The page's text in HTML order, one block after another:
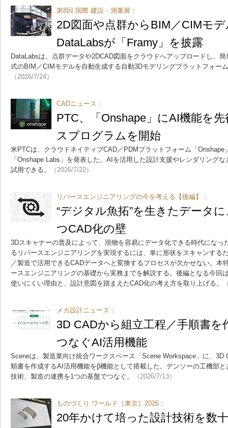
第8回 国際 建設・測量展：
2D図面や点群からBIM／CIMモ
DataLabsが「Framy」を披露
DataLabsは、点群データや2DCAD図面をクラウドへアップロードし、
式のBIM／CIMモデルを自動生成する自動3Dモデリングプラットフォー
（2026/7/24）
CADニュース：
PTC、「Onshape」にAI機能を
スプログラムを開始
米PTCは、クラウドネイティブCAD／PDMプラットフォーム「Onshape
「Onshape Labs」を発表した。AIを活用した設計支援やレンダリング
試用できる。
（2026/7/22）
リバースエンジニアリングの今を考える【後編】：
“デジタル魚拓”を生きたデータ
つCAD化の壁
3Dスキャナーの普及によって、現物を容易にデータ化できる時代になっ
るリバースエンジニアリングを実現するには、単に形状をスキャンする
／製造で活用できるCADデータへと変換するプロセスが欠かせない。本
ースエンジニアリングの基礎から実務までを解説する。後編となる今回
使いにくい理由と、設計意図を踏まえたCAD化の考え方を取り上げる。
メカ設計ニュース：
3D CADから組立工程／手順書を
つなぐAI活用機能
Sceneは、製造業向け統合ワークスペース「Scene Workspace」に、3D
順書を作成するAI活用機能をβ機能として搭載した。デンソーの工機部
技術、製造の連携を1つの基盤でつなぐ。
（2026/7/13）
ものづくり ワールド［東京］2026：
20年かけて培った設計技術を数